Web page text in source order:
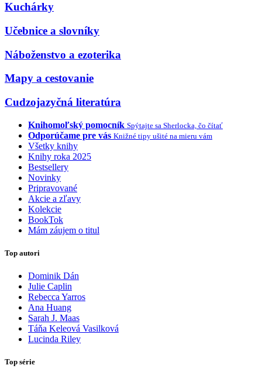
Kuchárky
Učebnice a slovníky
Náboženstvo a ezoterika
Mapy a cestovanie
Cudzojazyčná literatúra
Knihomoľský pomocník Spýtajte sa Sherlocka, čo čítať
Odporúčame pre vás Knižné tipy ušité na mieru vám
Všetky knihy
Knihy roka 2025
Bestsellery
Novinky
Pripravované
Akcie a zľavy
Kolekcie
BookTok
Mám záujem o titul
Top autori
Dominik Dán
Julie Caplin
Rebecca Yarros
Ana Huang
Sarah J. Maas
Táňa Keleová Vasilková
Lucinda Riley
Top série